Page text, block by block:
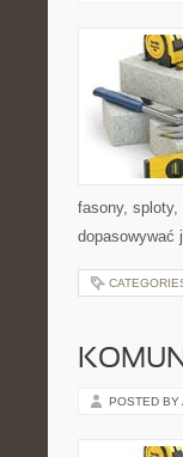
fasony, sploty,
dopasowywać
POSTED BY